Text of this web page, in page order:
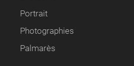
Portrait
Photographies
Palmarès